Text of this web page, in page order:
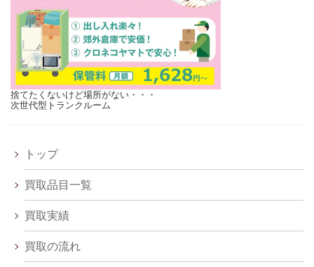
捨てたくないけど場所がない・・・
次世代型トランクルーム
トップ
買取品目一覧
買取実績
買取の流れ